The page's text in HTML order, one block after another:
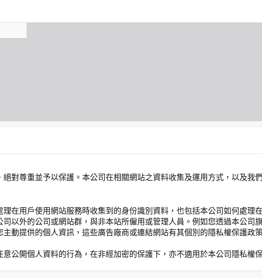
對尊重並予以保護。本公司在相關網站之資料收集及運用方式，以及我
在用戶使用網站服務時收集到的身份識別資料，也包括本公司如何處理
以外的公司或網站群，與非本站所僱用或管理人員。例如您透過本公司
動提供的個人資訊，這些廣告廠商或連結網站有其個別的隱私權保護政
公開個人資料的行為，在非經加密的保護下，亦不適用於本公司隱私權